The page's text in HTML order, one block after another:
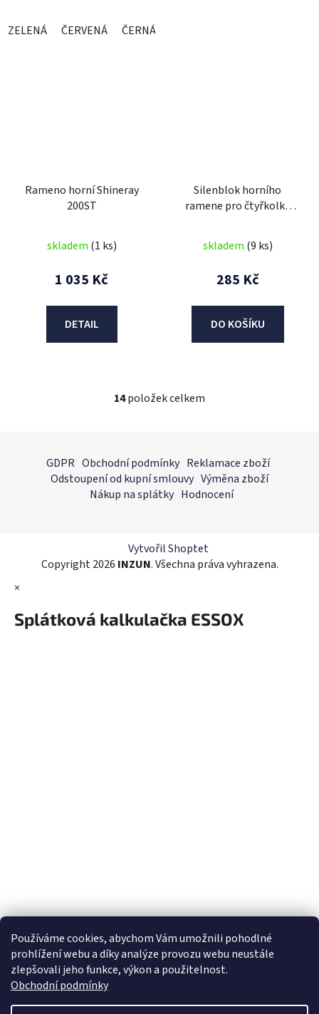
Používáme cookies, abychom Vám umožnili pohodlné
prohlížení webu a díky analýze provozu webu neustále
zlepšovali jeho funkce, výkon a použitelnost.
Obchodní podmínky
ZELENÁ ČERVENÁ ČERNÁ
Rameno horní Shineray
200ST
skladem (1 ks)
1 035 Kč
DETAIL
Silenblok horního
ramene pro čtyřkolky
125cc
skladem (9 ks)
285 Kč
DO KOŠÍKU
O
d
a
c
r
v
v
ý
14položek celkem
GDPR Obchodní podmínky Reklamace zboží
Odstoupení od kupní smlouvy Výměna zboží
Nákup na splátky Hodnocení
Vytvořil Shoptet
Copyright 2026 INZUN. Všechna práva vyhrazena.
×
Splátková kalkulačka ESSOX